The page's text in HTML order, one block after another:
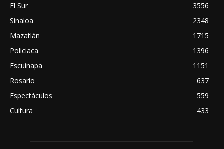
El Sur
3556
Sinaloa
2348
Mazatlán
1715
Policiaca
1396
Escuinapa
1151
Rosario
637
Espectáculos
559
Cultura
433